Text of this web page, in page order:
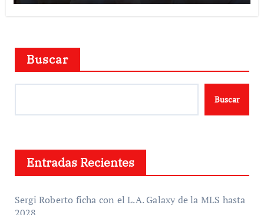
Buscar
Buscar
Entradas Recientes
Sergi Roberto ficha con el L.A. Galaxy de la MLS hasta